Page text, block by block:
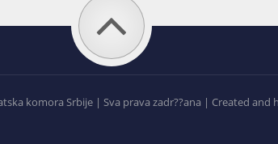
komora Srbije | Sva prava zadr??ana | Created and